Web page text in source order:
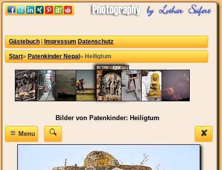
Gästebuch Impressum Datenschutz
Start» Patenkinder Nepal » Heiligtum
Bilder von Patenkinder: Heiligtum
✘
≡Menu